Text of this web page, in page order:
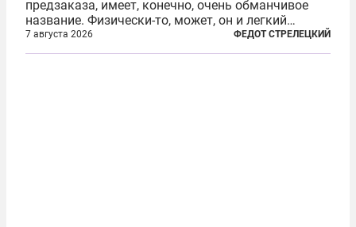
предзаказа, имеет, конечно, очень обманчивое
название. Физически-то, может, он и легкий
относительно. Но метафизически —
безотносительно тяжелый. Десять рассказов,
7 августа 2026 ФЕДОТ СТРЕЛЕЦКИЙ